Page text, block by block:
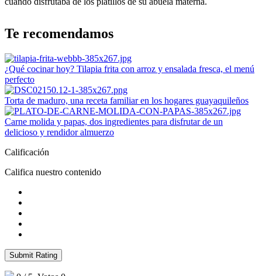
Te recomendamos
¿Qué cocinar hoy? Tilapia frita con arroz y ensalada fresca, el menú
perfecto
Torta de maduro, una receta familiar en los hogares guayaquileños
Carne molida y papas, dos ingredientes para disfrutar de un
delicioso y rendidor almuerzo
Calificación
Califica nuestro contenido
Submit Rating